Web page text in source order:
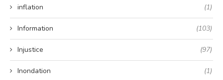
inflation (1)
Information (103)
Injustice (97)
Inondation (1)